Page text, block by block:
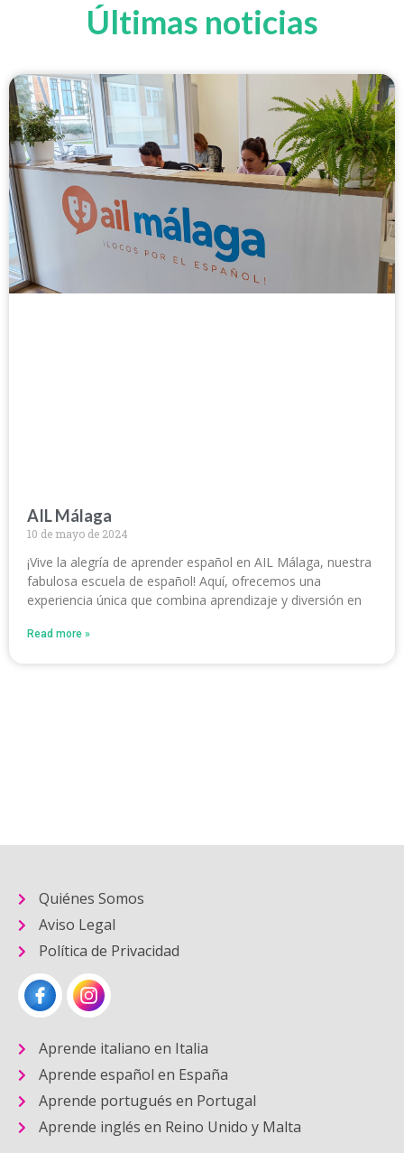
Últimas noticias
AIL Málaga
10 de mayo de 2024
¡Vive la alegría de aprender español en AIL Málaga, nuestra
fabulosa escuela de español! Aquí, ofrecemos una
experiencia única que combina aprendizaje y diversión en
Read more »
Quiénes Somos
Aviso Legal
Política de Privacidad
Aprende italiano en Italia
Aprende español en España
Aprende portugués en Portugal
Aprende inglés en Reino Unido y Malta